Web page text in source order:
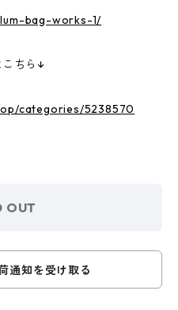
bag-works-1/
ちら↓
categories/5238570
OUT
通知を受け取る